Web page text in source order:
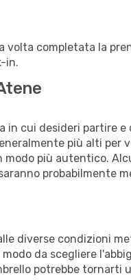
volta completata la
in.
cui desideri partire
più alti per
più autentico.
probabilmente
diverse condizioni
da scegliere
potrebbe tornarti